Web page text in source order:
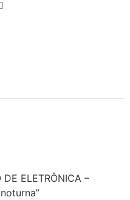
ELETRÔNICA –